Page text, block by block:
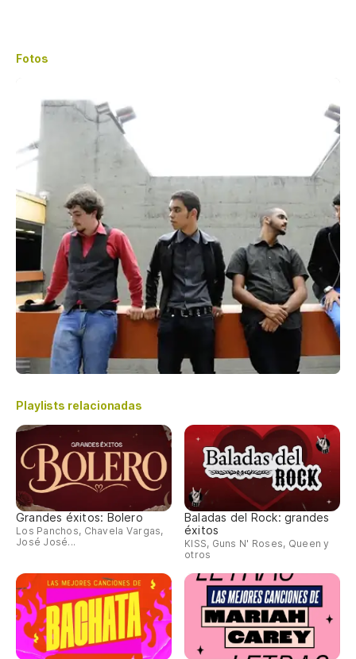
Fotos
Playlists relacionadas
Grandes éxitos: Bolero
Los Panchos, Chavela Vargas,
José José...
Baladas del Rock: grandes
éxitos
KISS, Guns N' Roses, Queen y
otros